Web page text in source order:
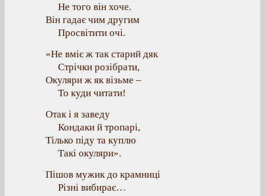
Не того він хоче.
Він гадає чим другим
Просвітити очі.
«Не вміє ж так старий дяк
Стрічки розібрати,
Окуляри ж як візьме –
То куди читати!
Отак і я заведу
Кондаки й тропарі,
Тілько піду та куплю
Такі окуляри».
Пішов мужик до крамниці
Різні вибирає…